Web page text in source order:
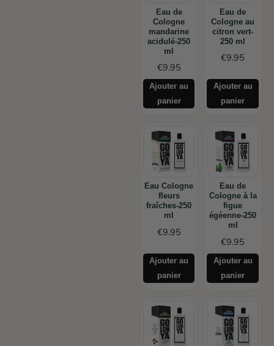
Eau de
Cologne
mandarine
acidulé-250
ml
€9.95
Ajouter au
panier
Eau de
Cologne au
citron vert-
250 ml
€9.95
Ajouter au
panier
Eau Cologne
fleurs
fraîches-250
ml
€9.95
Ajouter au
panier
Eau de
Cologne à la
figue
égéenne-250
ml
€9.95
Ajouter au
panier